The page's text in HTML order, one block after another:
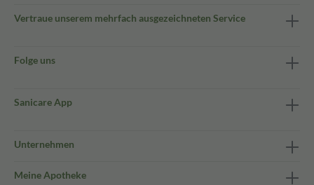
Vertraue unserem mehrfach ausgezeichneten Service
Folge uns
Sanicare App
Unternehmen
Meine Apotheke